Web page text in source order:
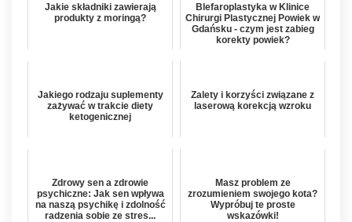
Jakie składniki zawierają
produkty z moringą?
Blefaroplastyka w Klinice
Chirurgi Plastycznej Powiek w
Gdańsku - czym jest zabieg
korekty powiek?
Jakiego rodzaju suplementy
zażywać w trakcie diety
ketogenicznej
Zalety i korzyści związane z
laserową korekcją wzroku
Zdrowy sen a zdrowie
psychiczne: Jak sen wpływa
na naszą psychikę i zdolność
radzenia sobie ze stres...
Masz problem ze
zrozumieniem swojego kota?
Wypróbuj te proste
wskazówki!